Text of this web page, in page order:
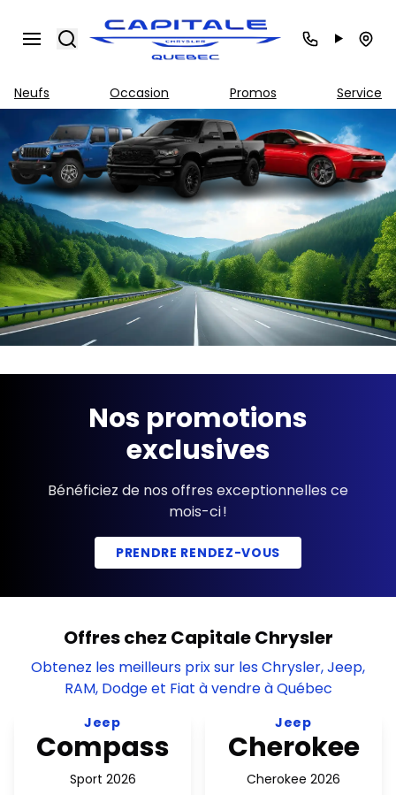
Search
Neufs Occasion Promos Service
Nos promotions
exclusives
Bénéficiez de nos offres exceptionnelles ce
mois-ci !
PRENDRE RENDEZ-VOUS
Offres chez Capitale Chrysler
Obtenez les meilleurs prix sur les Chrysler, Jeep,
RAM, Dodge et Fiat à vendre à Québec
Voir l'offre 32 864$ Prix de vente + tx
Jeep
Compass
Sport 2026
Voir l'offre 45,670$ Prix de
Jeep
Cherokee
Cherokee 2026